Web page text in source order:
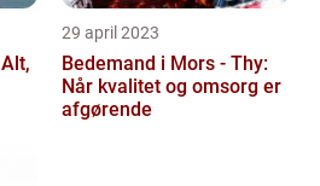
29 april 2023
Bedemand i Mors - Thy:
Når kvalitet og omsorg er
afgørende